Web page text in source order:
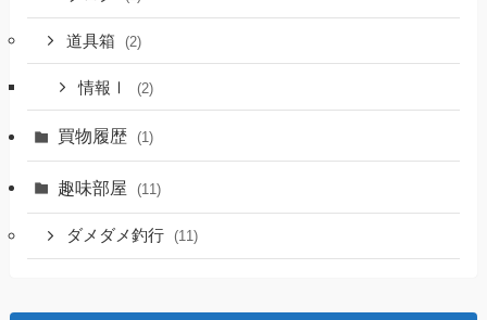
道具箱 (2)
情報Ⅰ (2)
買物履歴 (1)
趣味部屋 (11)
ダメダメ釣行 (11)